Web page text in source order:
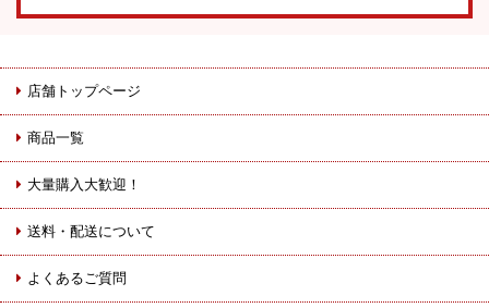
店舗トップページ
商品一覧
大量購入大歓迎！
送料・配送について
よくあるご質問